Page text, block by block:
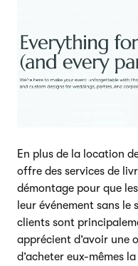
En plus de la location
offre des services de
démontage pour que
leur événement sans le
clients sont
apprécient d’avoir une
d’acheter eux-mêmes